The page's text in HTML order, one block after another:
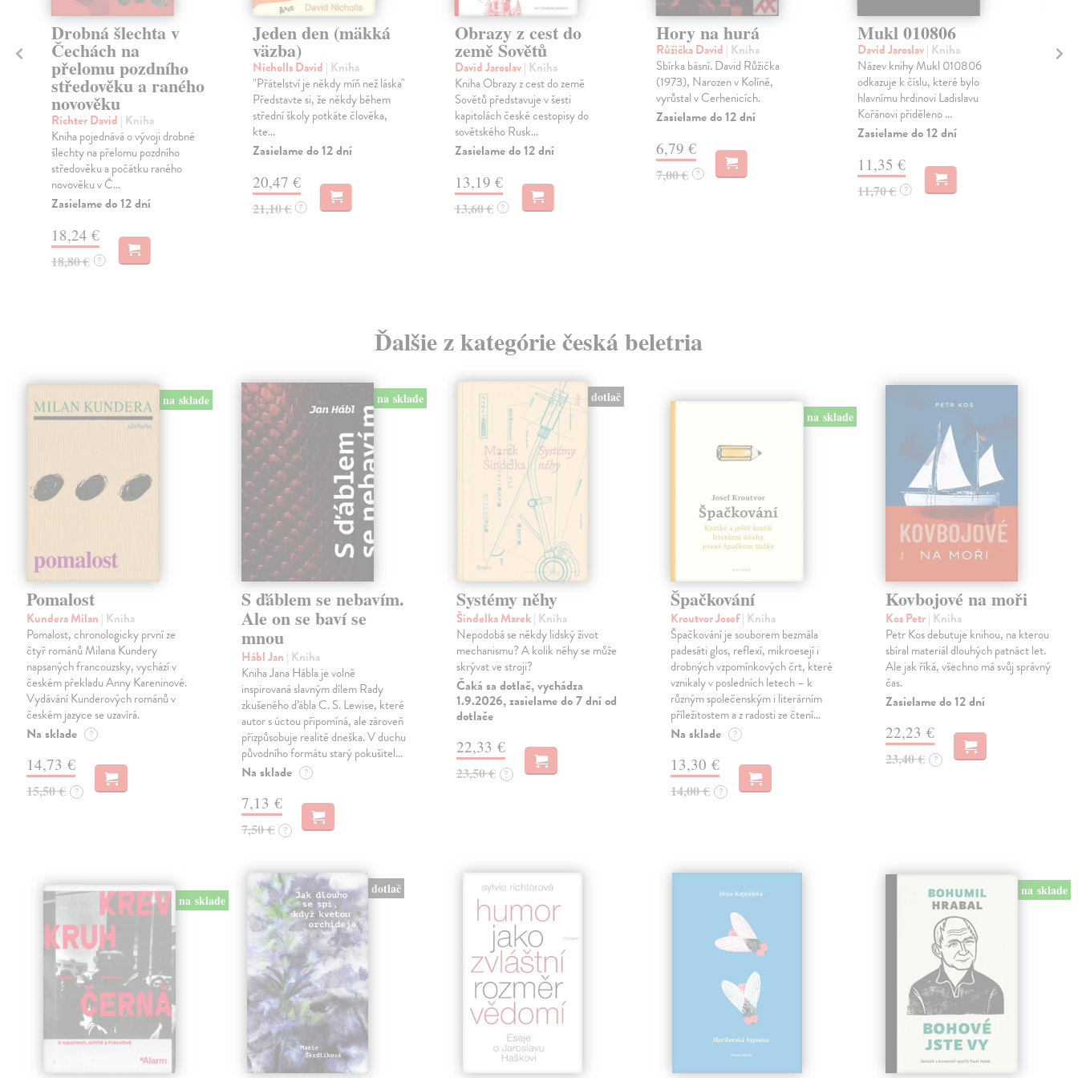
Drobná šlechta v
Čechách na
přelomu pozdního
středověku a raného
novověku
Richter David | Kniha
Kniha pojednává o vývoji drobné
šlechty na přelomu pozdního
středověku a počátku raného
novověku v Č...
Zasielame do 12 dní
18,24 €
18,80 € ?
Jeden den (mäkká
väzba)
Nicholls David | Kniha
"Přátelství je někdy míň než láska"
Představte si, že někdy během
střední školy potkáte člověka,
kte...
Zasielame do 12 dní
20,47 €
21,10 € ?
Obrazy z cest do
země Sovětů
David Jaroslav| Kniha
Kniha Obrazy z cest do země
Sovětů představuje v šesti
kapitolách české cestopisy do
sovětského Rusk...
Zasielame do 12 dní
13,19 €
13,60 € ?
Hory na hurá
Růžička David | Kniha
Sbírka básní. David Růžička
(1973), Narozen v Kolíně,
vyrůstal v Cerhenicích.
Zasielame do 12 dní
6,79 €
7,00 € ?
Mukl 010806
David Jaroslav| Kniha
Název knihy Mukl 010806
odkazuje k číslu, které bylo
hlavnímu hrdinovi Ladislavu
Kořánovi přiděleno ...
Zasielame do 12 dní
11,35 €
11,70 € ?
Ďalšie z kategórie česká beletria
na sklade
Pomalost
Kundera Milan | Kniha
Pomalost, chronologicky první ze
čtyř románů Milana Kundery
napsaných francouzsky, vychází v
českém překladu Anny Kareninové.
Vydávání Kunderových románů v
českém jazyce se uzavírá.
Na sklade ?
14,73 €
15,50 € ?
na sklade
S ďáblem se nebavím.
Ale on se baví se
mnou
Hábl Jan | Kniha
Kniha Jana Hábla je volně
inspirovaná slavným dílem Rady
zkušeného ďábla C. S. Lewise, které
autor s úctou připomíná, ale zároveň
přizpůsobuje realitě dneška. V duchu
původního formátu starý pokušitel…
Na sklade ?
7,13 €
7,50 € ?
dotlač
Systémy něhy
Šindelka Marek| Kniha
Nepodobá se někdy lidský život
mechanismu? A kolik něhy se může
skrývat ve stroji?
Čaká sa dotlač, vychádza
1.9.2026, zasielame do 7 dní od
dotlače
22,33 €
23,50 € ?
na sklade
Špačkování
Kroutvor Josef| Kniha
Špačkování je souborem bezmála
padesáti glos, reflexí, mikroesejí i
drobných vzpomínkových črt, které
vznikaly v posledních letech – k
různým společenským i literárním
příležitostem a z radosti ze čtení…
Na sklade ?
13,30 €
14,00 € ?
Kovbojové na moři
Kos Petr| Kniha
Petr Kos debutuje knihou, na kterou
sbíral materiál dlouhých patnáct let.
Ale jak říká, všechno má svůj správný
čas.
Zasielame do 12 dní
22,23 €
23,40 € ?
na sklade
dotlač na sklade